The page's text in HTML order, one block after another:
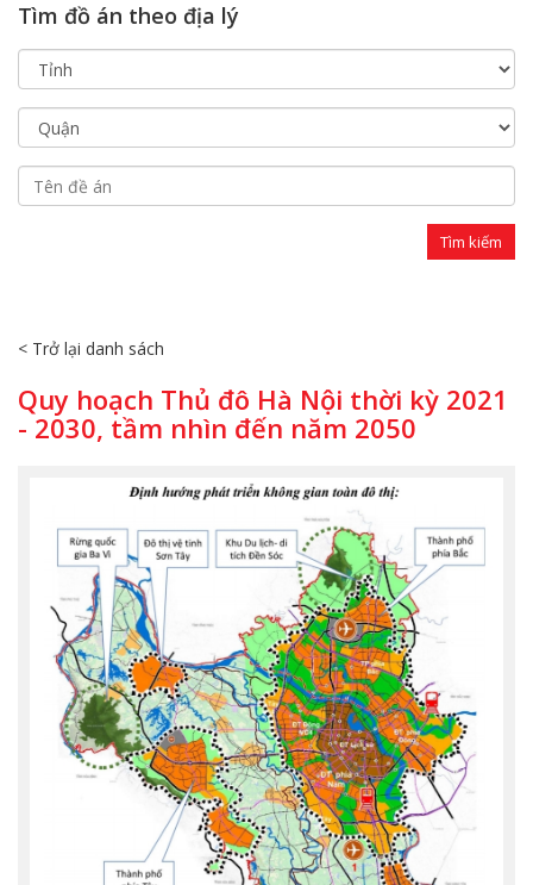
Tìm đồ án theo địa lý
< Trở lại danh sách
Quy hoạch Thủ đô Hà Nội thời kỳ 2021
- 2030, tầm nhìn đến năm 2050